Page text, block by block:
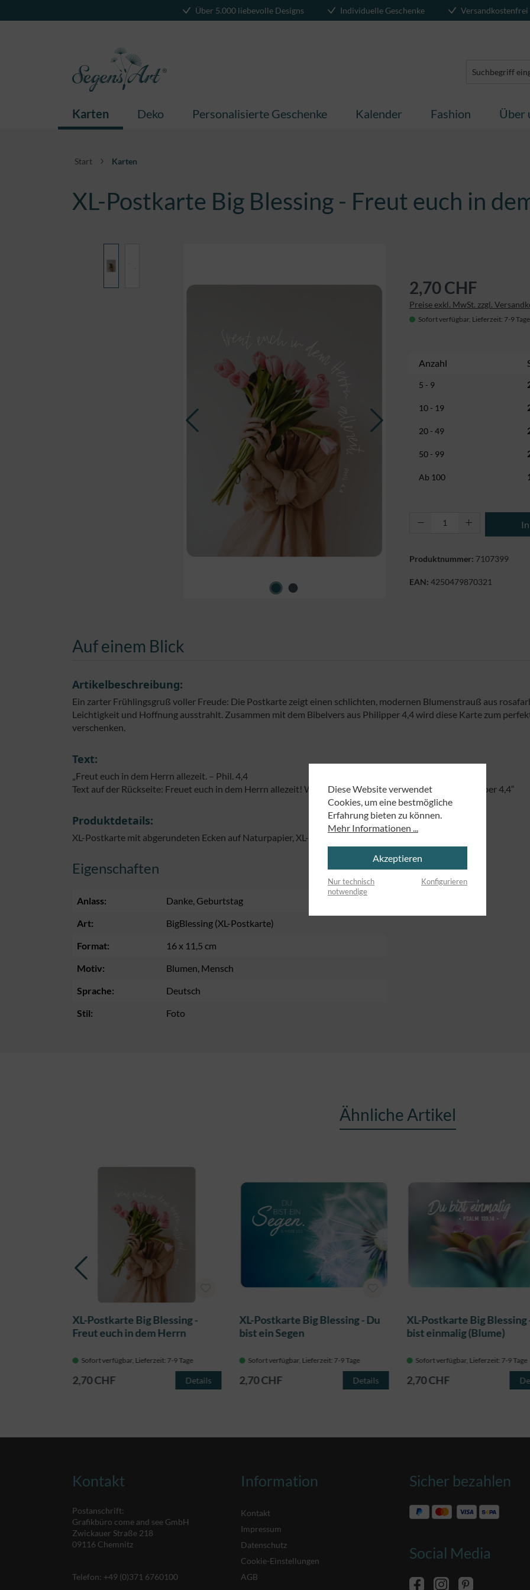
Über 5.000 liebevolle Designs Individuelle Geschenke
Karten Deko Personalisierte Geschenke Kalender Fashion Über
Start Karten
XL-Postkarte Big Blessing - Freut euch in
2,70 CHF
Preise exkl. MwSt. zzgl.
Sofort verfügbar, Lieferzeit: 7-9 Tage
Anzahl
5 - 9
10 - 19
20 - 49
50 - 99
Ab 100
Produkt Anzahl:
Produktnummer: 7107399
EAN: 4250479870321
Auf einem Blick
Artikelbeschreibung:
Ein zarter Frühlingsgruß voller Freude: Die Postkarte zeigt einen schlichten, modernen Blumenstrauß aus
Leichtigkeit und Hoffnung ausstrahlt. Zusammen mit dem Bibelvers aus Philipper 4,4 wird diese Karte zum
verschenken.
Text:
„Freut euch in dem Herrn allezeit. – Phil. 4,4
Text auf der Rückseite: Freuet euch in dem Herrn allezeit! Wiederum will ich sagen: Freuet euch! Philipper 4,4“
Produktdetails:
XL-Postkarte mit abgerundeten Ecken auf Naturpapier, XL-Format 16 x 11,5 cm
Eigenschaften
Anlass: Danke , Geburtstag
Art:
BigBlessing (XL-Postkarte)
Format:
16 x 11,5 cm
Motiv:
Blumen , Mensch
Sprache:
Deutsch
Stil:
Foto
Ähnliche Artikel
XL-Postkarte Big Blessing -
Freut euch in dem Herrn
Sofort verfügbar, Lieferzeit: 7-9 Tage
2,70 CHF Details
XL-Postkarte Big Blessing - Du
bist ein Segen
Sofort verfügbar, Lieferzeit: 7-9 Tage
2,70 CHF Details
XL-Postkarte Big Blessing
bist einmalig (Blume)
Sofort verfügbar, Lieferzeit: 7-9 Tage
2,70 CHF
Kontakt
Postanschrift:
Grafikbüro come and see GmbH
Zwickauer Straße 218
09116 Chemnitz
Telefon: +49 (0)371 6760100
Information
Kontakt
Impressum
Datenschutz
Cookie-Einstellungen
AGB
Sicher bezahlen
Social Media
Diese Website verwendet
Cookies, um eine bestmögliche
Erfahrung bieten zu können.
Mehr Informationen ...
Akzeptieren
Nur technisch
notwendige
Konfigurieren